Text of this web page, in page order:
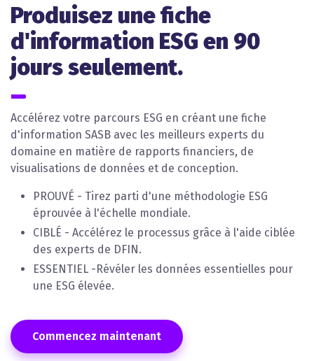
Produisez une fiche
d'information ESG en 90
jours seulement.
Accélérez votre parcours ESG en créant une fiche
d'information SASB avec les meilleurs experts du
domaine en matière de rapports financiers, de
visualisations de données et de conception.
PROUVÉ - Tirez parti d'une méthodologie ESG
éprouvée à l'échelle mondiale.
CIBLÉ - Accélérez le processus grâce à l'aide ciblée
des experts de DFIN.
ESSENTIEL -Révéler les données essentielles pour
une ESG élevée.
Commencez maintenant